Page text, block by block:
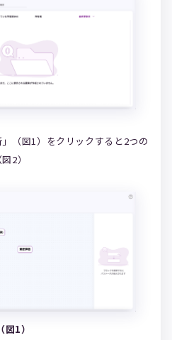
（図1）をクリックすると2つの
2）
（図1）